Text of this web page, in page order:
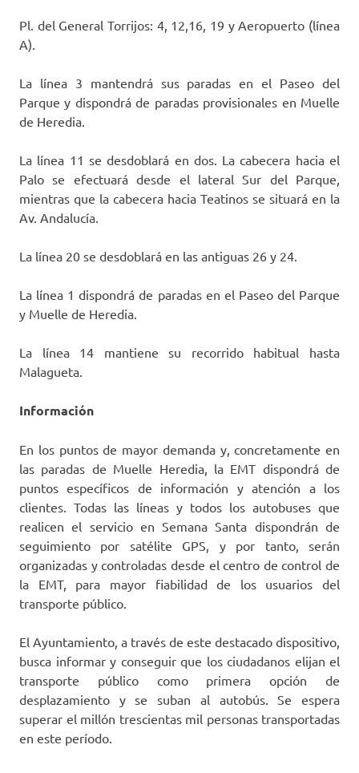
Pl. del General Torrijos: 4, 12,16, 19 y Aeropuerto (línea
A).
La línea 3 mantendrá sus paradas en el Paseo del
Parque y dispondrá de paradas provisionales en Muelle
de Heredia.
La línea 11 se desdoblará en dos. La cabecera hacia el
Palo se efectuará desde el lateral Sur del Parque,
mientras que la cabecera hacia Teatinos se situará en la
Av. Andalucía.
La línea 20 se desdoblará en las antiguas 26 y 24.
La línea 1 dispondrá de paradas en el Paseo del Parque
y Muelle de Heredia.
La línea 14 mantiene su recorrido habitual hasta
Malagueta.
Información
En los puntos de mayor demanda y, concretamente en
las paradas de Muelle Heredia, la EMT dispondrá de
puntos específicos de información y atención a los
clientes. Todas las líneas y todos los autobuses que
realicen el servicio en Semana Santa dispondrán de
seguimiento por satélite GPS, y por tanto, serán
organizadas y controladas desde el centro de control de
la EMT, para mayor fiabilidad de los usuarios del
transporte público.
El Ayuntamiento, a través de este destacado dispositivo,
busca informar y conseguir que los ciudadanos elijan el
transporte público como primera opción de
desplazamiento y se suban al autobús. Se espera
superar el millón trescientas mil personas transportadas
en este período.